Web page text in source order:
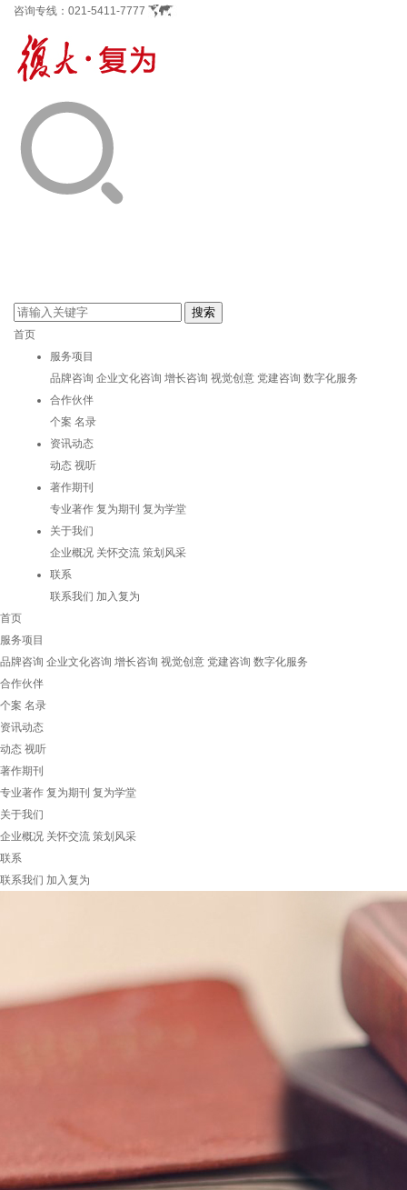
咨询专线： 021-5411-7777
首页
服务项目
品牌咨询 企业文化咨询 增长咨询 视觉创意 党建咨询 数字化服务
合作伙伴
个案 名录
资讯动态
动态 视听
著作期刊
专业著作 复为期刊 复为学堂
关于我们
企业概况 关怀交流 策划风采
联系
联系我们 加入复为
首页
服务项目
品牌咨询 企业文化咨询 增长咨询 视觉创意 党建咨询 数字化服务
合作伙伴
个案 名录
资讯动态
动态 视听
著作期刊
专业著作 复为期刊 复为学堂
关于我们
企业概况 关怀交流 策划风采
联系
联系我们 加入复为